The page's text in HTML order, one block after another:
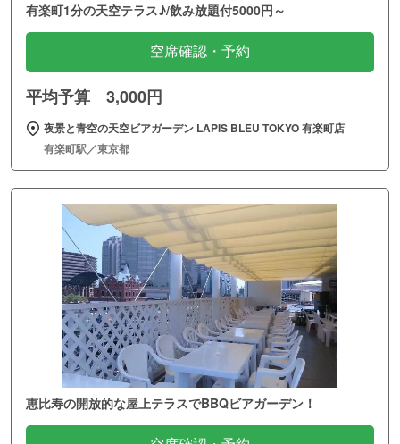
有楽町1分の天空テラス♪/飲み放題付5000円～
空席確認・予約
平均予算 3,000円
夜景と青空の天空ビアガーデン LAPIS BLEU TOKYO 有楽町店
有楽町駅／東京都
恵比寿の開放的な屋上テラスでBBQビアガーデン！